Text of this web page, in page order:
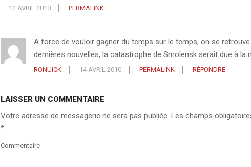
12 AVRIL 2010 PERMALINK
A force de vouloir gagner du temps sur le temps, on se
dernières nouvelles, la catastrophe de Smolensk serait due à la
RONUICK 14 AVRIL 2010 PERMALINK RÉPONDRE
LAISSER UN COMMENTAIRE
Votre adresse de messagerie ne sera pas publiée. Les champs
*
Commentaire